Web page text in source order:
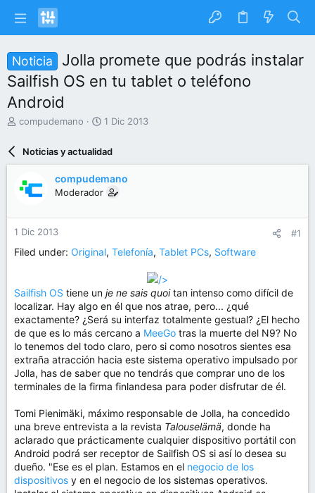
Noticia
Jolla promete que podrás instalar
Sailfish OS en tu tablet o teléfono
Android
I
a
r
d
e
m
a
compudemano
F
h
d
e
n
c
1 Dic 2013
Noticias y actualidad
compudemano
Moderador
1 Dic 2013 #1
Filed under: Original, Telefonía, Tablet PCs, Software
/>
Sailfish OS tiene un je ne sais quoitan intenso como difícil de
localizar. Hay algo en él que nos atrae, pero... ¿qué
exactamente? ¿Será su interfaz totalmente gestual? ¿El hecho
de que es lo más cercano a MeeGo tras la muerte del N9? No
lo tenemos del todo claro, pero si como nosotros sientes esa
extraña atracción hacia este sistema operativo impulsado por
Jolla, has de saber que no tendrás que comprar uno de los
terminales de la firma finlandesa para poder disfrutar de él.
Tomi Pienimäki, máximo responsable de Jolla, ha concedido
una breve entrevista a la revista Talouselämä, donde ha
aclarado que prácticamente cualquier dispositivo portátil con
Android podrá ser receptor de Sailfish OS si así lo desea su
dueño. "Ese es el plan. Estamos en el negocio de los
dispositivos y en el negocio de los sistemas operativos.